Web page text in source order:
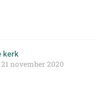
kerk
21 november 2020